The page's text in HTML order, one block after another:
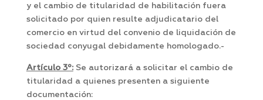
y el cambio de titularidad de habilitación fuera
solicitado por quien resulte adjudicatario del
comercio en virtud del convenio de liquidación de
sociedad conyugal debidamente homologado.-
Artículo 3º:Se autorizará a solicitar el cambio de
titularidad a quienes presenten a siguiente
documentación: